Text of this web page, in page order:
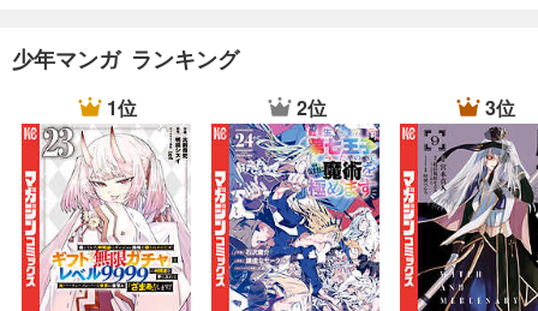
少年マンガ ランキング
1位 2位 3位